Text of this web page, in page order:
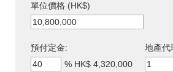
單位價格 (HK$)
預付定金:
% HK$ 4,320,000
地產代